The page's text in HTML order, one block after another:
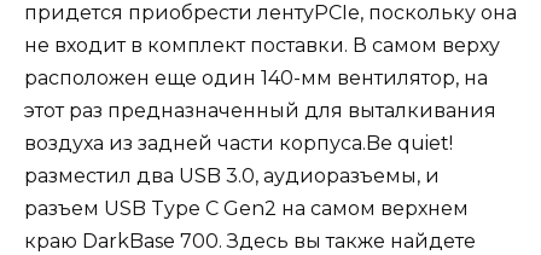
придется приобрести лентуPCIe, поскольку она
не входит в комплект поставки. В самом верху
расположен еще один 140-мм вентилятор, на
этот раз предназначенный для выталкивания
воздуха из задней части корпуса.Be quiet!
разместил два USB 3.0, аудиоразъемы, и
разъем USB Type C Gen2 на самом верхнем
краю DarkBase 700. Здесь вы также найдете